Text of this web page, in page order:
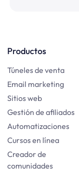
Productos
Túneles de venta
Email marketing
Sitios web
Gestión de afiliados
Automatizaciones
Cursos en línea
Creador de
comunidades